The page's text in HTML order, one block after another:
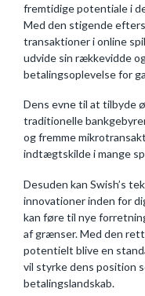
fremtidige potentiale i
Med den stigende
transaktioner i online
udvide sin rækkevidde
betalingsoplevelse for
Dens evne til at tilbyde
traditionelle
og fremme
indtægtskilde i mange
Desuden kan Swish’s
innovationer inden for
kan føre til nye
af grænser. Med den
potentielt blive en
vil styrke dens position
betalingslandskab.